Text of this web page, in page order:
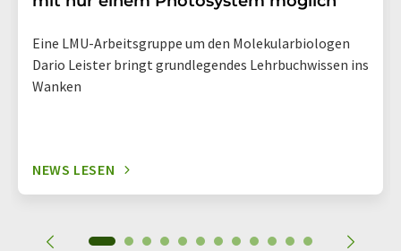
Eine LMU-Arbeitsgruppe um den Molekularbiologen
Dario Leister bringt grundlegendes Lehrbuchwissen ins
Wanken
NEWS LESEN